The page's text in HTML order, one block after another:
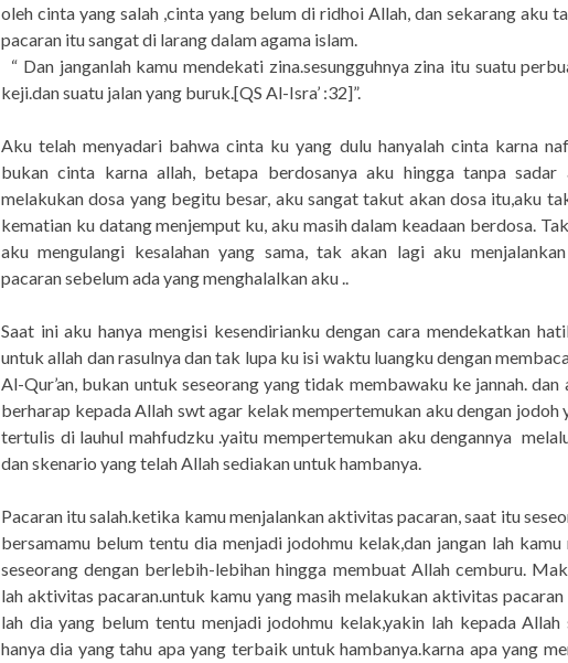
oleh cinta yang salah ,cinta yang belum di ridhoi Allah, dan sekarang aku
pacaran itu sangat di larang dalam agama islam.
“ Dan janganlah kamu mendekati zina.sesungguhnya zina itu suatu
keji.dan suatu jalan yang buruk.[QS Al-Isra’ :32]”.
Aku telah menyadari bahwa cinta ku yang dulu hanyalah cinta karna
bukan cinta karna allah, betapa berdosanya aku hingga tanpa sadar
melakukan dosa yang begitu besar, aku sangat takut akan dosa itu,aku
kematian ku datang menjemput ku, aku masih dalam keadaan berdosa.
aku mengulangi kesalahan yang sama, tak akan lagi aku
pacaran sebelum ada yang menghalalkan aku ..
Saat ini aku hanya mengisi kesendirianku dengan cara mendekatkan
untuk allah dan rasulnya dan tak lupa ku isi waktu luangku dengan
Al-Qur’an, bukan untuk seseorang yang tidak membawaku ke jannah. dan
berharap kepada Allah swt agar kelak mempertemukan aku dengan jodoh
tertulis di lauhul mahfudzku .yaitu mempertemukan aku dengannya
dan skenario yang telah Allah sediakan untuk hambanya.
Pacaran itu salah.ketika kamu menjalankan aktivitas pacaran, saat itu
bersamamu belum tentu dia menjadi jodohmu kelak,dan jangan lah kamu
seseorang dengan berlebih-lebihan hingga membuat Allah cemburu.
lah aktivitas pacaran.untuk kamu yang masih melakukan aktivitas pacaran
lah dia yang belum tentu menjadi jodohmu kelak,yakin lah kepada Allah
hanya dia yang tahu apa yang terbaik untuk hambanya.karna apa yang